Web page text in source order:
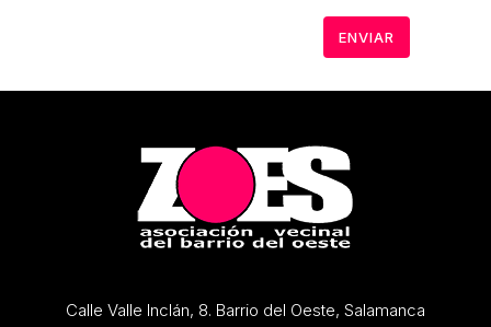
Calle Valle Inclán, 8. Barrio del Oeste, Salamanca